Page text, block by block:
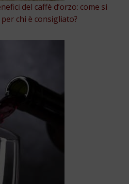
del caffè d’orzo: come si
chi è consigliato?